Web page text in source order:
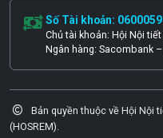
Số Tài khoản:
Chủ tài khoản: Hội Nội
Ngân hàng: Sacombank –
Bản quyền thuộc về Hội Nội
(HOSREM).